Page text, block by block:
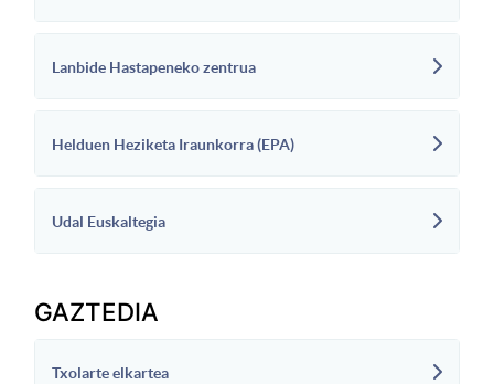
Lanbide Hastapeneko zentrua
Helduen Heziketa Iraunkorra (EPA)
Udal Euskaltegia
GAZTEDIA
Txolarte elkartea